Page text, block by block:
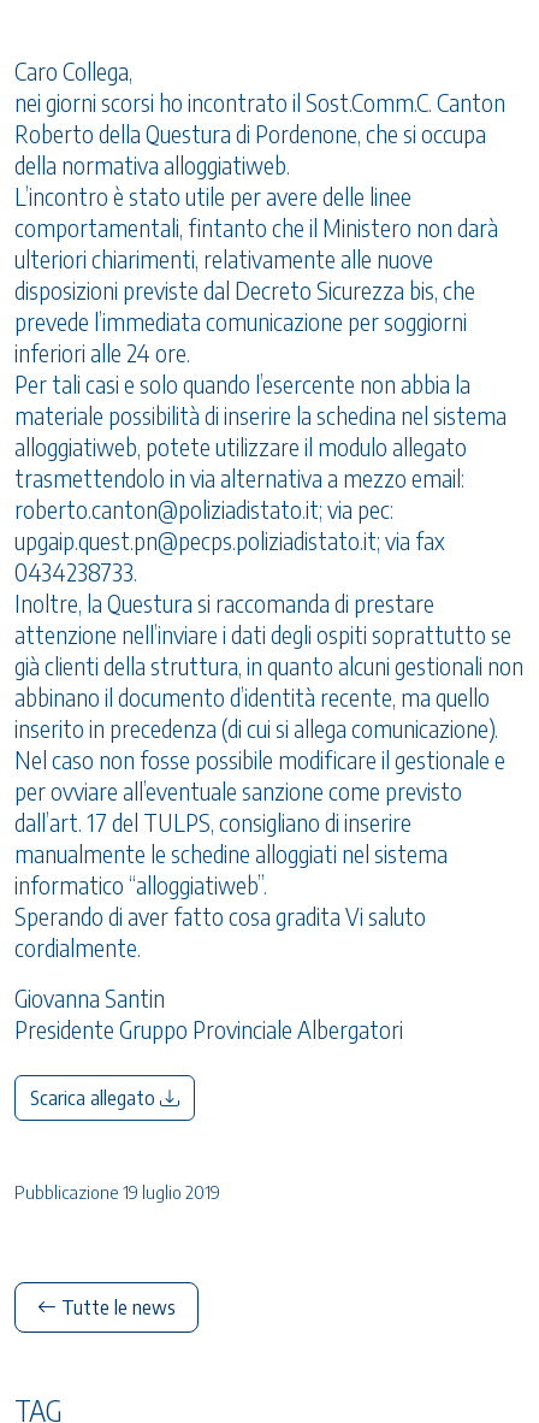
Caro Collega,
nei giorni scorsi ho incontrato il Sost.Comm.C. Canton
Roberto della Questura di Pordenone, che si occupa
della normativa alloggiatiweb.
L’incontro è stato utile per avere delle linee
comportamentali, fintanto che il Ministero non darà
ulteriori chiarimenti, relativamente alle nuove
disposizioni previste dal Decreto Sicurezza bis, che
prevede l’immediata comunicazione per soggiorni
inferiori alle 24 ore.
Per tali casi e solo quando l’esercente non abbia la
materiale possibilità di inserire la schedina nel sistema
alloggiatiweb, potete utilizzare il modulo allegato
trasmettendolo in via alternativa a mezzo email:
roberto.canton@poliziadistato.it; via pec:
upgaip.quest.pn@pecps.poliziadistato.it; via fax
0434238733.
Inoltre, la Questura si raccomanda di prestare
attenzione nell’inviare i dati degli ospiti soprattutto se
già clienti della struttura, in quanto alcuni gestionali non
abbinano il documento d’identità recente, ma quello
inserito in precedenza (di cui si allega comunicazione).
Nel caso non fosse possibile modificare il gestionale e
per ovviare all’eventuale sanzione come previsto
dall’art. 17 del TULPS, consigliano di inserire
manualmente le schedine alloggiati nel sistema
informatico “alloggiatiweb”.
Sperando di aver fatto cosa gradita Vi saluto
cordialmente.
Giovanna Santin
Presidente Gruppo Provinciale Albergatori
Scarica allegato
Pubblicazione 19 luglio 2019
Tutte le news
TAG